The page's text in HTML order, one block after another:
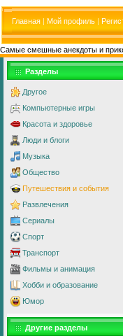
Главная | Мой профиль |
Самые смешные анекдоты и
Разделы
Другое
Компьютерные игры
Красота и здоровье
Люди и блоги
Музыка
Общество
Путешествия и события
Развлечения
Сериалы
Спорт
Транспорт
Фильмы и анимация
Хобби и образование
Юмор
Другие разделы